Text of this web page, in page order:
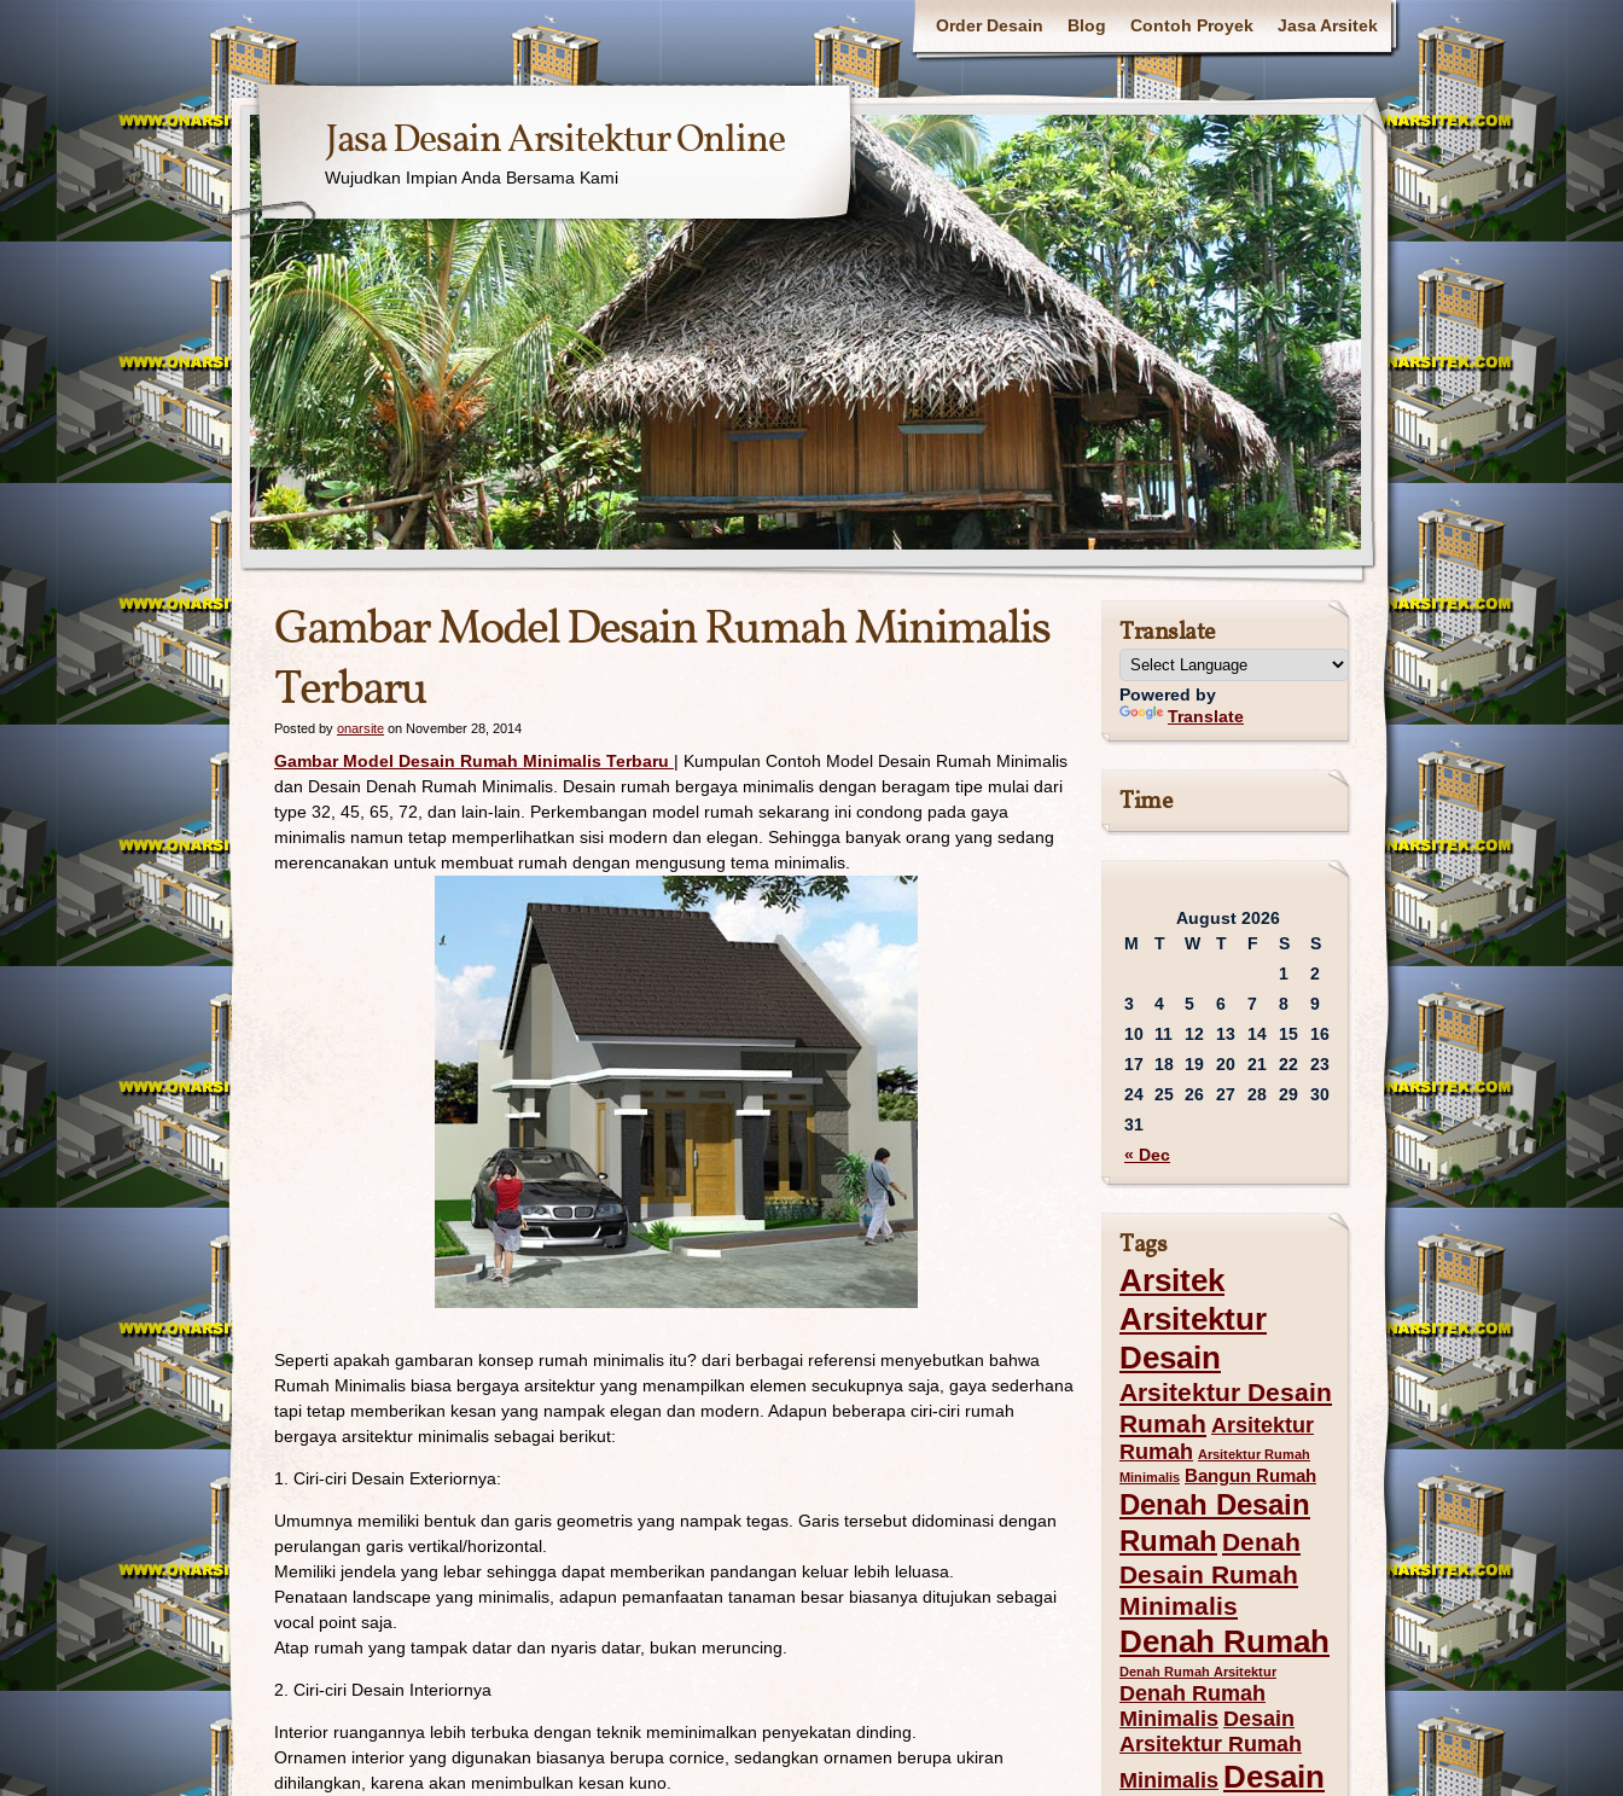
Order Desain Blog Contoh Proyek Jasa Arsitek
Jasa Desain Arsitektur Online
Wujudkan Impian Anda Bersama Kami
Gambar Model Desain Rumah Minimalis
Terbaru
Posted by onarsite on November 28, 2014
Gambar Model Desain Rumah Minimalis Terbaru | Kumpulan Contoh Model Desain Rumah Minimalis
dan Desain Denah Rumah Minimalis. Desain rumah bergaya minimalis dengan beragam tipe mulai dari
type 32, 45, 65, 72, dan lain-lain. Perkembangan model rumah sekarang ini condong pada gaya
minimalis namun tetap memperlihatkan sisi modern dan elegan. Sehingga banyak orang yang sedang
merencanakan untuk membuat rumah dengan mengusung tema minimalis.
Seperti apakah gambaran konsep rumah minimalis itu? dari berbagai referensi menyebutkan bahwa
Rumah Minimalis biasa bergaya arsitektur yang menampilkan elemen secukupnya saja, gaya sederhana
tapi tetap memberikan kesan yang nampak elegan dan modern. Adapun beberapa ciri-ciri rumah
bergaya arsitektur minimalis sebagai berikut:
1. Ciri-ciri Desain Exteriornya:
Umumnya memiliki bentuk dan garis geometris yang nampak tegas. Garis tersebut didominasi dengan
perulangan garis vertikal/horizontal.
Memiliki jendela yang lebar sehingga dapat memberikan pandangan keluar lebih leluasa.
Penataan landscape yang minimalis, adapun pemanfaatan tanaman besar biasanya ditujukan sebagai
vocal point saja.
Atap rumah yang tampak datar dan nyaris datar, bukan meruncing.
2. Ciri-ciri Desain Interiornya
Interior ruangannya lebih terbuka dengan teknik meminimalkan penyekatan dinding.
Ornamen interior yang digunakan biasanya berupa cornice, sedangkan ornamen berupa ukiran
dihilangkan, karena akan menimbulkan kesan kuno.
Translate
Powered by
Translate
Time
August 2026
M
T W T F S S
« Dec
1
2
3
4 5 6 7 8
9
10
11 12 13 14 15
16
17
18 19 20 21 22
23
24 25 26 27 28 29
30
31
Tags
Arsitek
Arsitektur
Desain
Arsitektur Desain
Rumah Arsitektur
Rumah Arsitektur Rumah
Minimalis Bangun Rumah
Denah Desain
Rumah Denah
Desain Rumah
Minimalis
Denah Rumah
Denah Rumah Arsitektur
Denah Rumah
Minimalis Desain
Arsitektur Rumah
Minimalis Desain